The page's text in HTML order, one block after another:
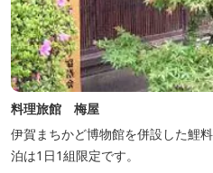
料理旅館 梅屋
伊賀まちかど博物館を併設した鯉
泊は1日1組限定です。